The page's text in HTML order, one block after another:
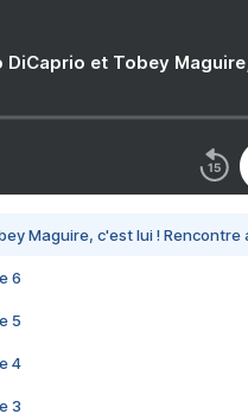
DiCaprio et Tobey
Maguire, c'est lui ! Rencontre
6
5
4
3